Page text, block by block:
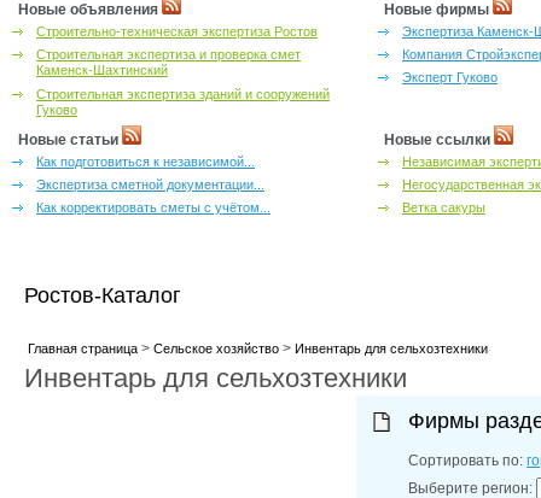
Новые объявления
Строительно-техническая экспертиза Ростов
Строительная экспертиза и проверка смет
Каменск-Шахтинский
Строительная экспертиза зданий и сооружений
Гуково
Новые фирмы
Экспертиза Каменск-
Компания
Эксперт Гуково
Новые статьи
Как подготовиться к независимой...
Экспертиза сметной документации...
Как корректировать сметы с учётом...
Новые ссылки
Независимая
Негосударственная
Ветка сакуры
Ростов-Каталог
Главная страница> Сельское хозяйство> Инвентарь для сельхозтехники
Инвентарь для сельхозтехники
Фирмы
Сортировать по:
Выберите регион: